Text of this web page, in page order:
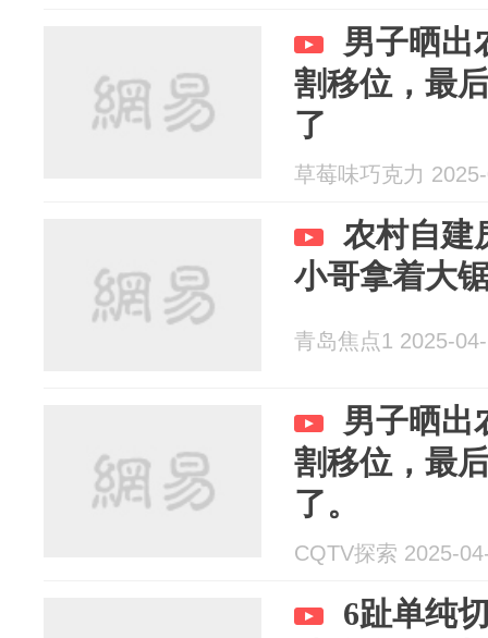
男子晒出
割移位，最
了
草莓味巧克力
农村自建
小哥拿着大
青岛焦点1 2025-
男子晒出
割移位，最
了。
CQTV探索 2025-
6趾单纯